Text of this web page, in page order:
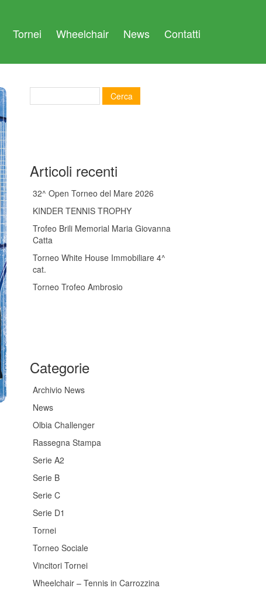
Tornei Wheelchair News Contatti
Articoli recenti
32^ Open Torneo del Mare 2026
KINDER TENNIS TROPHY
Trofeo Brili Memorial Maria Giovanna
Catta
Torneo White House Immobiliare 4^
cat.
Torneo Trofeo Ambrosio
Categorie
Archivio News
News
Olbia Challenger
Rassegna Stampa
Serie A2
Serie B
Serie C
Serie D1
Tornei
Torneo Sociale
Vincitori Tornei
Wheelchair – Tennis in Carrozzina